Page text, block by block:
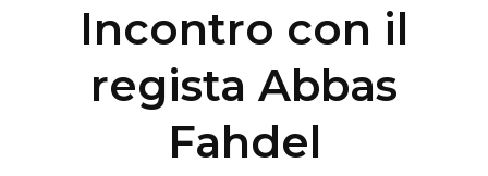
Incontro con il
regista Abbas
Fahdel